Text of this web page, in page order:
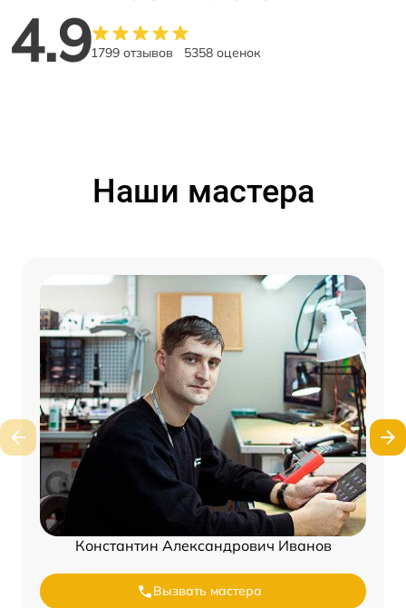
4.91799 отзывов 5358 оценок
Наши мастера
Константин Александрович Иванов
Вызвать мастера